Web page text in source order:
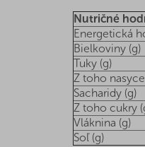
Nutričné
Energetická
Bielkoviny (g)
Tuky (g)
Z toho
Sacharidy (g)
Z toho cukry
Vláknina (g)
Soľ (g)